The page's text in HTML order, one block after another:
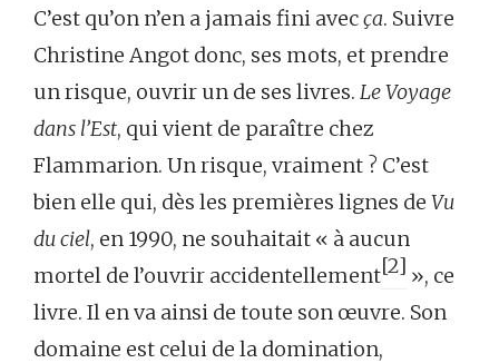
C’est qu’on n’en a jamais fini avecça. Suivre
Christine Angot donc, ses mots, et prendre
un risque, ouvrir un de ses livres. Le Voyage
dans l’Est, qui vient de paraître chez
Flammarion. Un risque, vraiment ? C’est
bien elle qui, dès les premières lignes de Vu
du ciel, en 1990, ne souhaitait « à aucun
mortel de l’ouvrir accidentellement[2] », ce
livre. Il en va ainsi de toute son œuvre. Son
domaine est celui de la domination,